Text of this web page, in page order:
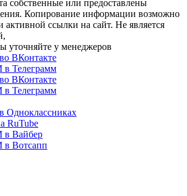
собственные или предоставлены
Копирование информации возможно
активной ссылки на сайт. Не является
уточняйте у менеджеров